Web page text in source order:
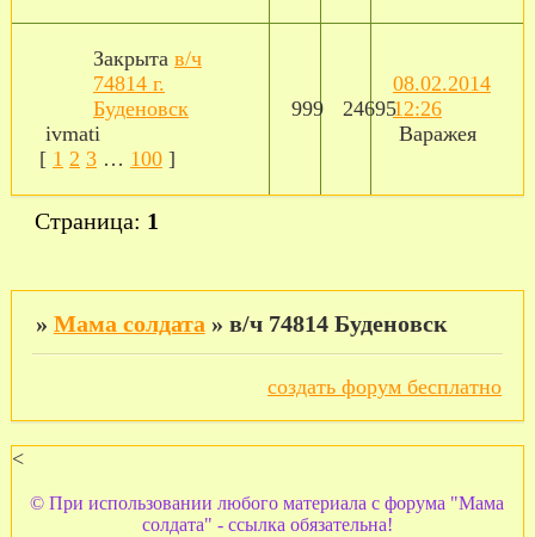
Закрыта в/ч
74814 г.
Буденовск
ivmati
[ 1 2 3 … 100 ]
999 24695
08.02.2014
12:26
Варажея
Страница: 1
» Мама солдата » в/ч 74814 Буденовск
создать форум бесплатно
<
© При использовании любого материала с форума "Мама
солдата" - ссылка обязательна!